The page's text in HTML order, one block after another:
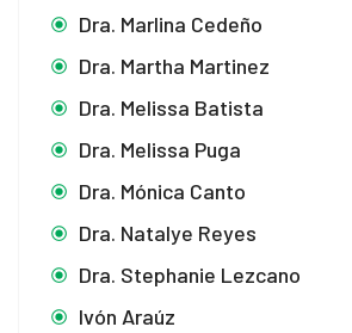
mp3 downloader
Dra. Marlina Cedeño
Dra. Martha Martinez
Dra. Melissa Batista
Dra. Melissa Puga
Dra. Mónica Canto
Dra. Natalye Reyes
Dra. Stephanie Lezcano
Ivón Araúz